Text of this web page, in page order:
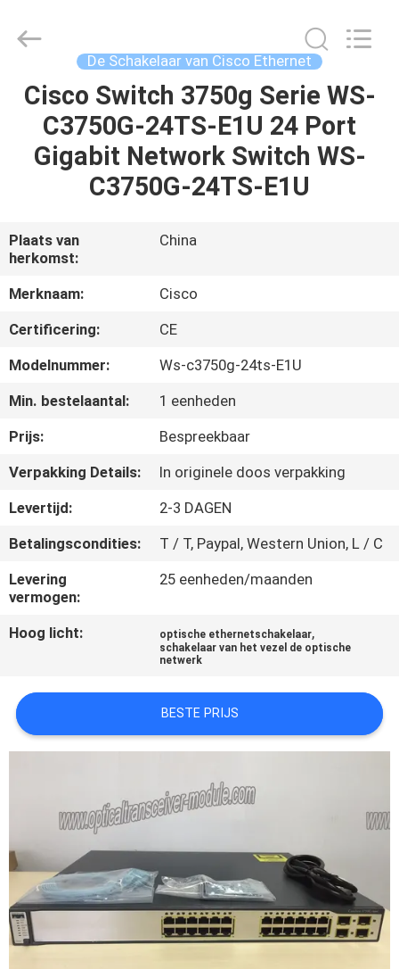
HUIS
PRODUCTEN
OVER
ONS
FABRIEKSTOCHT
KWALITEITSCONTROLE
NEEM
CONTACT
ONS
OP
NIEUWS
GEVALLEN
SITEMAP
PRIVACYBELEID
Ltd..
De Schakelaar van Cisco Ethernet
Cisco Switch 3750g Serie WS-
C3750G-24TS-E1U 24 Port
Gigabit Network Switch WS-
C3750G-24TS-E1U
Plaats van
herkomst:
China
Merknaam:
Cisco
Certificering:
CE
Modelnummer:
Ws-c3750g-24ts-E1U
Min. bestelaantal:
1 eenheden
Prijs:
Bespreekbaar
Verpakking Details:
In originele doos verpakking
Levertijd:
2-3 DAGEN
Betalingscondities:
T / T, Paypal, Western Union, L / C
Levering
vermogen:
25 eenheden/maanden
Hoog licht: optische ethernetschakelaar,
schakelaar van het vezel de optische
netwerk
BESTE PRIJS